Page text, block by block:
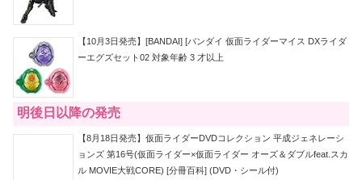
【10月3日発売】[BANDAI] [バンダイ 仮面ライダーマイス DXライダ
ーエグズセット02 対象年齢 3 才以上
明後日以降の発売
【8月18日発売】仮面ライダーDVDコレクション 平成ジェネレーシ
ョンズ 第16号(仮面ライダー×仮面ライダー オーズ＆ダブルfeat.スカ
ル MOVIE大戦CORE) [分冊百科] (DVD・シール付)